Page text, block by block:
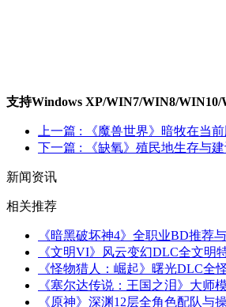
支持Windows XP/WIN7/WIN8/WIN10/
上一篇 : 《魔兽世界》暗牧在当
下一篇 : 《缺氧》殖民地生存与
新闻资讯
相关推荐
《暗黑破坏神4》全职业BD推荐
《文明VI》风云变幻DLC全文明
《怪物猎人：崛起》曙光DLC全
《塞尔达传说：王国之泪》大师
《原神》深渊12层全角色配队与